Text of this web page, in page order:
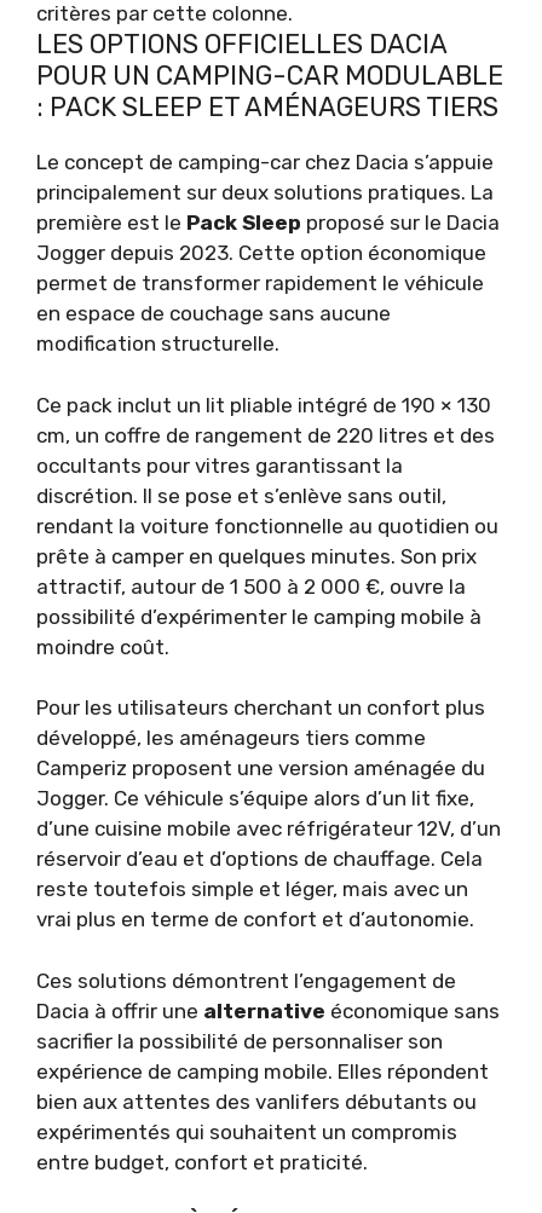
critères par cette colonne.
LES OPTIONS OFFICIELLES DACIA
POUR UN CAMPING-CAR MODULABLE
: PACK SLEEP ET AMÉNAGEURS TIERS
Le concept de camping-car chez Dacia s’appuie
principalement sur deux solutions pratiques. La
première est le Pack Sleep proposé sur le Dacia
Jogger depuis 2023. Cette option économique
permet de transformer rapidement le véhicule
en espace de couchage sans aucune
modification structurelle.
Ce pack inclut un lit pliable intégré de 190 × 130
cm, un coffre de rangement de 220 litres et des
occultants pour vitres garantissant la
discrétion. Il se pose et s’enlève sans outil,
rendant la voiture fonctionnelle au quotidien ou
prête à camper en quelques minutes. Son prix
attractif, autour de 1 500 à 2 000 €, ouvre la
possibilité d’expérimenter le camping mobile à
moindre coût.
Pour les utilisateurs cherchant un confort plus
développé, les aménageurs tiers comme
Camperiz proposent une version aménagée du
Jogger. Ce véhicule s’équipe alors d’un lit fixe,
d’une cuisine mobile avec réfrigérateur 12V, d’un
réservoir d’eau et d’options de chauffage. Cela
reste toutefois simple et léger, mais avec un
vrai plus en terme de confort et d’autonomie.
Ces solutions démontrent l’engagement de
Dacia à offrir une alternative économique sans
sacrifier la possibilité de personnaliser son
expérience de camping mobile. Elles répondent
bien aux attentes des vanlifers débutants ou
expérimentés qui souhaitent un compromis
entre budget, confort et praticité.